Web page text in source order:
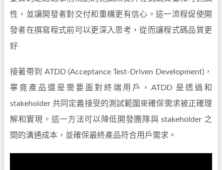
性，並讓開發者對交付和重構更有信心。這一流程促使開
發者在撰寫程式前可以更深入思考，從而讓程式碼品質更
好
接著帶到 ATDD (Acceptance Test-Driven Development)，
畢竟產品還是需要面對終端用戶，ATDD 是透過和
stakeholder 共同定義接受的測試範圍來確保需求被正確理
解和實現。這一方法可以降低開發團隊與 stakeholder 之
間的溝通成本，並確保最終產品符合用戶需求。